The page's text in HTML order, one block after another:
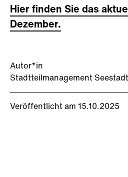
Autor*in
Stadtteilmanagement
Veröffentlicht am 15.10.2025
Hier finden Sie das
Dezember.